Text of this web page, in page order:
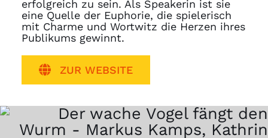
erfolgreich zu sein. Als Speakerin ist sie
eine Quelle der Euphorie, die spielerisch
mit Charme und Wortwitz die Herzen ihres
Publikums gewinnt.
ZUR WEBSITE